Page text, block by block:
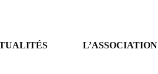
L’ASSOCIATION